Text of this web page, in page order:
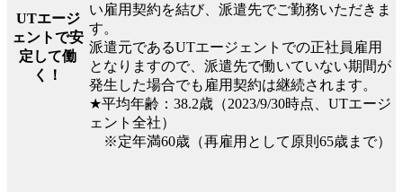
UTエージ
ェントで安
定して働
く！
い雇用契約を結び、派遣先でご勤務いただきま
す。
派遣元であるUTエージェントでの正社員雇用
となりますので、派遣先で働いていない期間が
発生した場合でも雇用契約は継続されます。
★平均年齢：38.2歳（2023/9/30時点、UTエージ
ェント全社）
※定年満60歳（再雇用として原則65歳まで）